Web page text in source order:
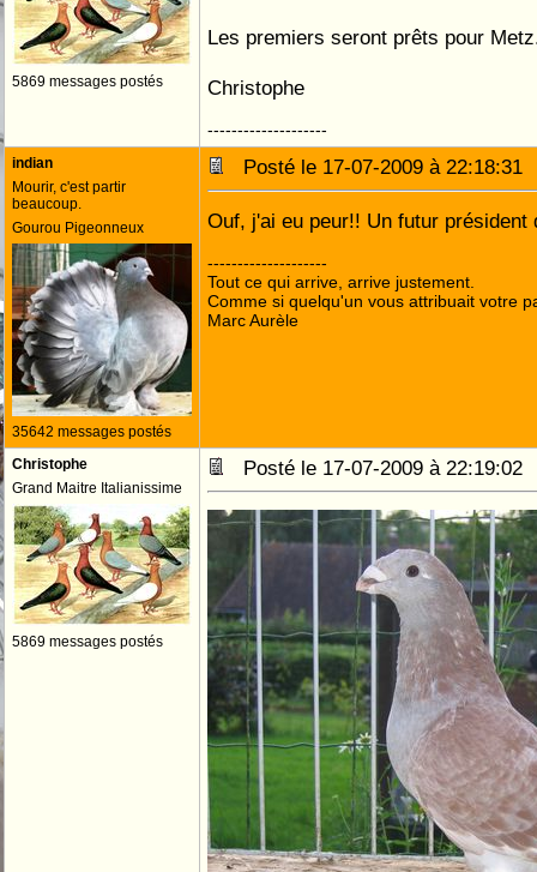
5869 messages postés
Les premiers seront prêts pour
Christophe
--------------------
indian
Mourir, c'est partir
beaucoup.
Gourou Pigeonneux
35642 messages postés
Posté le 17-07-2009 à
Ouf, j'ai eu peur!! Un futur
--------------------
Tout ce qui arrive, arrive justement.
Comme si quelqu'un vous attribuait votre
Marc Aurèle
Christophe
Grand Maitre Italianissime
5869 messages postés
Posté le 17-07-2009 à